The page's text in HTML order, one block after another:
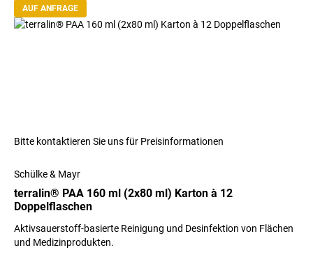
AUF ANFRAGE
Bitte kontaktieren Sie uns für Preisinformationen
Schülke & Mayr
terralin® PAA 160 ml (2x80 ml) Karton à 12
Doppelflaschen
Aktivsauerstoff-basierte Reinigung und Desinfektion von Flächen
und Medizinprodukten.